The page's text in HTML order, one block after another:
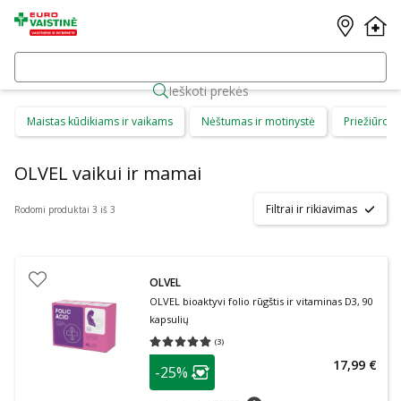
Ieškoti prekės
Maistas kūdikiams ir vaikams Nėštumas ir motinystė Priežiūros
OLVEL vaikui ir mamai
Rodomi produktai 3 iš 3 Filtrai ir rikiavimas
OLVEL
OLVEL bioaktyvi folio rūgštis ir vitaminas D3, 90
kapsulių
(3)
Vidutinis įvertinimas 5.00
patarimas
Lojalumo klubo narių nuolaida
-25% 17,99 €